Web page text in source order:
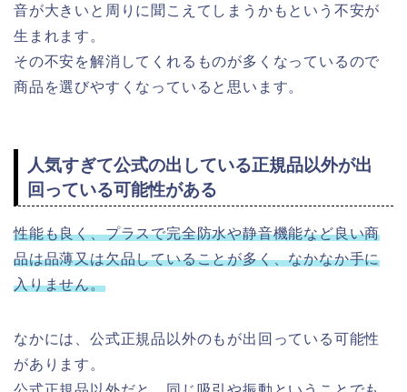
音が大きいと周りに聞こえてしまうかもという不安が
生まれます。
その不安を解消してくれるものが多くなっているので
商品を選びやすくなっていると思います。
人気すぎて公式の出している正規品以外が出
回っている可能性がある
性能も良く、プラスで完全防水や静音機能など良い商
品は品薄又は欠品していることが多く、なかなか手に
入りません。
なかには、公式正規品以外のもが出回っている可能性
があります。